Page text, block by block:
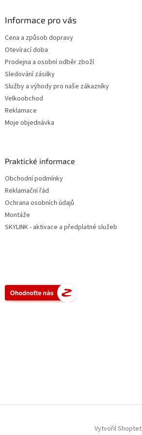
Informace pro vás
Cena a způsob dopravy
Otevírací doba
Prodejna a osobní odběr zboží
Sledování zásilky
Služby a výhody pro naše zákazníky
Velkoobchod
Reklamace
Moje objednávka
Praktické informace
Obchodní podmínky
Reklamační řád
Ochrana osobních údajů
Montáže
SKYLINK - aktivace a předplatné služeb
Vytvořil Shoptet